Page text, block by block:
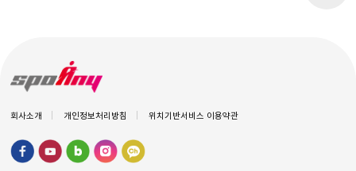
회사소개 개인정보처리방침 위치기반서비스 이용약관